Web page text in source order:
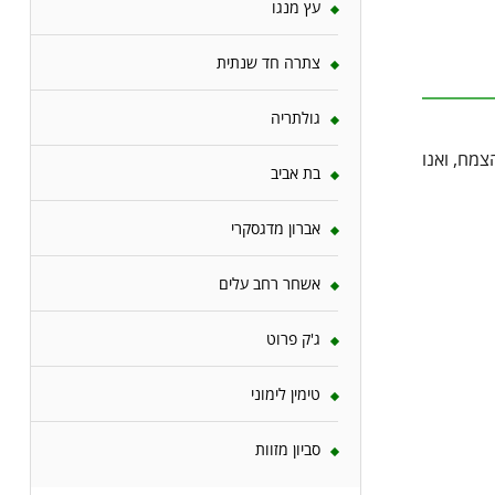
ואנו
עץ מנגו
צתרה חד שנתית
גולתריה
בת אביב
אברון מדגסקרי
אשחר רחב עלים
ג'ק פרוט
טימין לימוני
סביון מזוות